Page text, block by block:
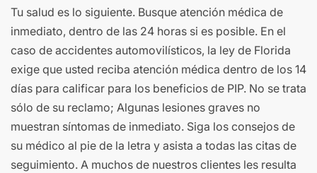
Tu salud es lo siguiente. Busque atención médica de
inmediato, dentro de las 24 horas si es posible. En el
caso de accidentes automovilísticos, la ley de Florida
exige que usted reciba atención médica dentro de los 14
días para calificar para los beneficios de PIP. No se trata
sólo de su reclamo; Algunas lesiones graves no
muestran síntomas de inmediato. Siga los consejos de
su médico al pie de la letra y asista a todas las citas de
seguimiento. A muchos de nuestros clientes les resulta